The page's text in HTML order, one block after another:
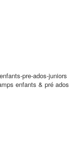
enfants & pré ados